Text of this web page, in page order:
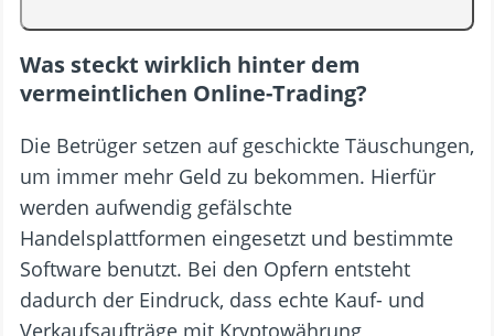
Was steckt wirklich hinter dem
vermeintlichen Online-Trading?
Die Betrüger setzen auf geschickte Täuschungen,
um immer mehr Geld zu bekommen. Hierfür
werden aufwendig gefälschte
Handelsplattformen eingesetzt und bestimmte
Software benutzt. Bei den Opfern entsteht
dadurch der Eindruck, dass echte Kauf- und
Verkaufsaufträge mit Kryptowährung